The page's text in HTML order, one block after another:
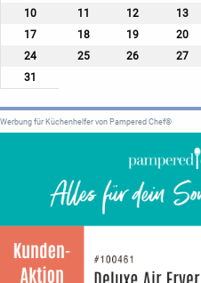
10
11 12 13
17
18 19 20
24
25 26 27
31
Werbung für Küchenhelfer von Pampered Chef®